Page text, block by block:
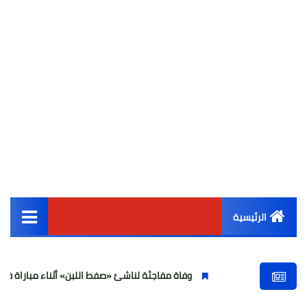
الرئيسية
أخبار مصر
وفاة مفاجئة لناشئ «صفط اللبن» أثناء مباراة في الجيزة